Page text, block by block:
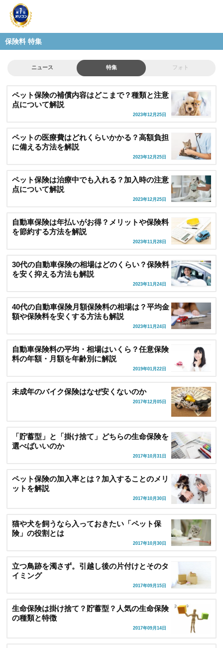
保険料 特集
ニュース 特集 フォト
ペット保険の補償内容はどこまで？種類と注意
点について解説
2023年12月25日
ペットの医療費はどれくらいかかる？高額負担
に備える方法を解説
2023年12月25日
ペット保険は治療中でも入れる？加入時の注意
点について解説
2023年12月25日
自動車保険は年払いがお得？メリットや保険料
を節約する方法を解説
2023年11月28日
30代の自動車保険の相場はどのくらい？保険料
を安く抑える方法も解説
2023年11月24日
40代の自動車保険月額保険料の相場は？平均金
額や保険料を安くする方法も解説
2023年11月24日
自動車保険料の平均・相場はいくら？任意保険
料の年額・月額を年齢別に解説
2019年01月22日
未成年のバイク保険はなぜ安くないのか
2017年12月05日
「貯蓄型」と「掛け捨て」どちらの生命保険を
選べばいいのか
2017年10月31日
ペット保険の加入率とは？加入することのメリ
ットを解説
2017年10月30日
猫や犬を飼うなら入っておきたい「ペット保
険」の役割とは
2017年10月30日
立つ鳥跡を濁さず。引越し後の片付けとそのタ
イミング
2017年09月15日
生命保険は掛け捨て？貯蓄型？人気の生命保険
の種類と特徴
2017年09月14日